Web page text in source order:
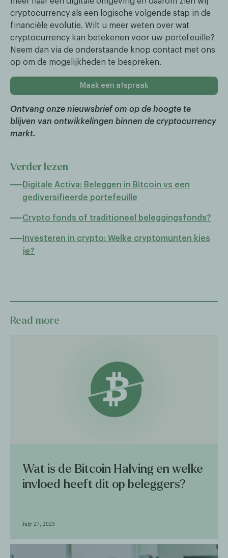
cryptocurrency als een logische volgende stap in de
financiële evolutie. Wilt u meer weten over wat
cryptocurrency kan betekenen voor uw portefeuille?
Neem dan via de onderstaande knop contact met ons
op om de mogelijkheden te bespreken.
Maak een afspraak
Ontvang onze nieuwsbrief om op de hoogte te
blijven van ontwikkelingen binnen de cryptocurrency
markt.
Verder lezen
Digitale Activa: Beleggen in Bitcoin vs een
gediversifieerde portefeuille
Crypto fonds of traditioneel beleggingsfonds?
Investeren in crypto: Welke cryptomunten kies
je?
Read more
Wat is de Bitcoin Halving en welke
invloed heeft dit op beleggers?
July 27, 2023